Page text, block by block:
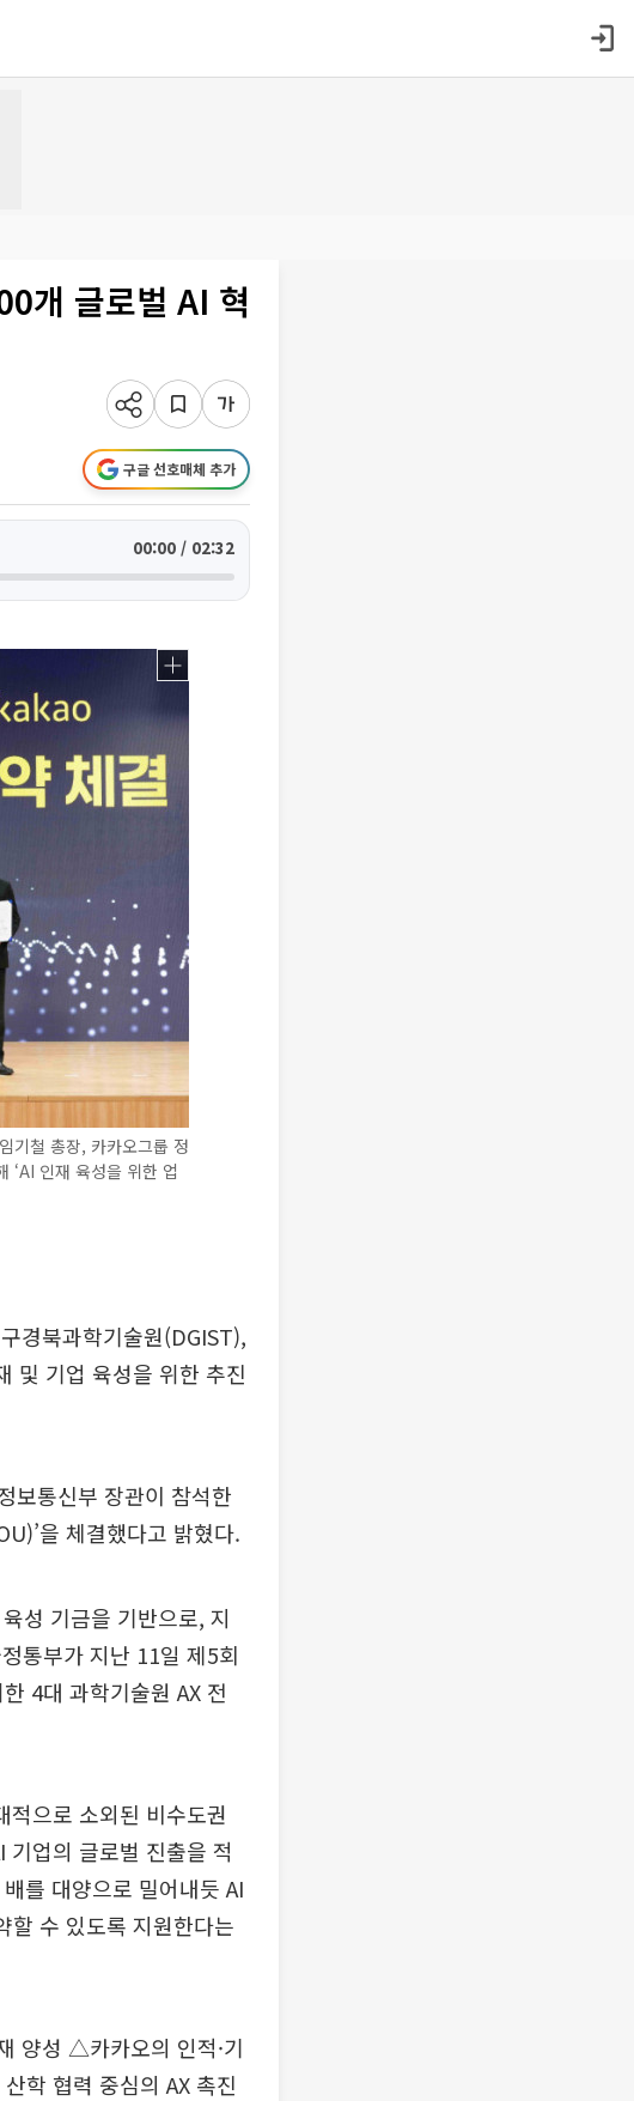
개 글로벌 AI 혁
구글 선호매체 추가
00:00 / 02:32
기철 총장, 카카오그룹 정
‘AI 인재 육성을 위한 업
경북과학기술원(DGIST),
및 기업 육성을 위한 추진
보통신부 장관이 참석한
을 체결했다고 밝혔다.
성 기금을 기반으로, 지
통부가 지난 11일 제5회
4대 과학기술원 AX 전
적으로 소외된 비수도권
업의 글로벌 진출을 적
를 대양으로 밀어내듯 AI
할 수 있도록 지원한다는
양성 △카카오의 인적·기
학 협력 중심의 AX 촉진